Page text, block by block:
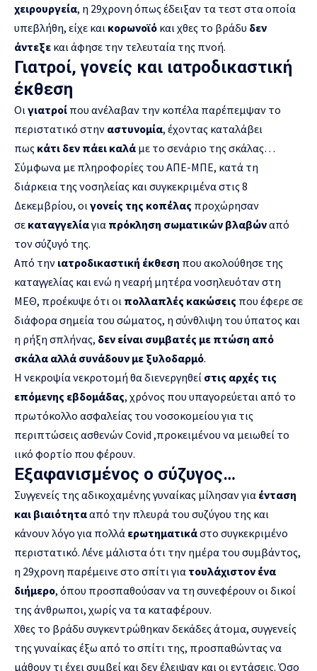
χειρουργεία, η 29χρονη όπως έδειξαν τα τεστ στα οποία
υπεβλήθη, είχε και κορωνοϊό και χθες το βράδυ δεν
άντεξε και άφησε την τελευταία της πνοή.
Γιατροί, γονείς και ιατροδικαστική
έκθεση
Οι γιατροί που ανέλαβαν την κοπέλα παρέπεμψαν το
περιστατικό στην αστυνομία, έχοντας καταλάβει
πωςκάτι δεν πάει καλά με το σενάριο της σκάλας…
Σύμφωνα με πληροφορίες του ΑΠΕ-ΜΠΕ, κατά τη
διάρκεια της νοσηλείας και συγκεκριμένα στις 8
Δεκεμβρίου, οι γονείς της κοπέλας προχώρησαν
σεκαταγγελίαγια πρόκληση σωματικών βλαβώναπό
τον σύζυγό της.
Από την ιατροδικαστική έκθεση που ακολούθησε της
καταγγελίας και ενώ η νεαρή μητέρα νοσηλευόταν στη
ΜΕΘ, προέκυψε ότι οι πολλαπλές κακώσεις που έφερε σε
διάφορα σημεία του σώματος, η σύνθλιψη του ύπατος και
η ρήξη σπλήνας, δεν είναι συμβατές με πτώση από
σκάλα αλλά συνάδουν με ξυλοδαρμό.
Η νεκροψία νεκροτομή θα διενεργηθεί στις αρχές τις
επόμενης εβδομάδας, χρόνος που υπαγορεύεται από το
πρωτόκολλο ασφαλείας του νοσοκομείου για τις
περιπτώσεις ασθενών Covid ,προκειμένου να μειωθεί το
ιικό φορτίο που φέρουν.
Εξαφανισμένος ο σύζυγος…
Συγγενείς της αδικοχαμένης γυναίκας μίλησαν για ένταση
και βιαιότητααπό την πλευρά του συζύγου της και
κάνουν λόγο για πολλά ερωτηματικάστο συγκεκριμένο
περιστατικό. Λένε μάλιστα ότι την ημέρα του συμβάντος,
η 29χρονη παρέμεινε στο σπίτι για τουλάχιστον ένα
διήμερο, όπου προσπαθούσαν να τη συνεφέρουν οι δικοί
της άνθρωποι, χωρίς να τα καταφέρουν.
Χθες το βράδυ συγκεντρώθηκαν δεκάδες άτομα, συγγενείς
της γυναίκας έξω από το σπίτι της, προσπαθώντας να
μάθουν τι έχει συμβεί και δεν έλειψαν και οι εντάσεις. Όσο